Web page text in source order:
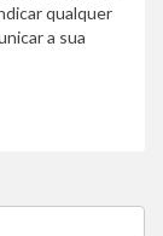
qualquer
a sua